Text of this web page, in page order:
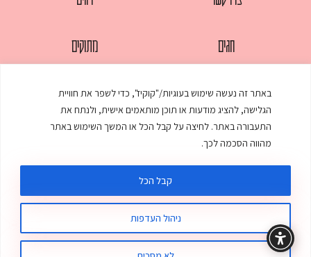
באתר זה נעשה שימוש בעוגיות/"קוקיז", כדי לשפר את חוויית
הגלישה, להציג מודעות או תוכן מותאמים אישית, ולנתח את
התעבורה באתר. לחיצה על קבל הכל או המשך השימוש באתר
מהווה הסכמה לכך.
ניהול העדפות
קבל הכל
חגים
מאפים
ממולאים
מרקים
מתוקים
עוגות
עוף
© כל הזכויות שמורות לענת אלישע | עיצוב ובניית אתר
תקנון האתר מדיניות פרטיות